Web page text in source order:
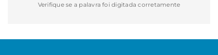
Verifique se a palavra foi digitada corretamente